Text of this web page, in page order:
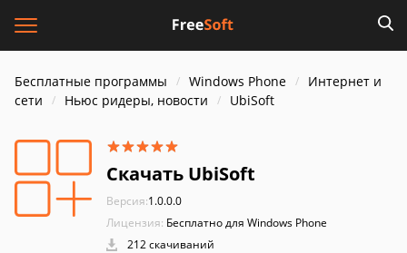
Бесплатные программы Windows Phone
Интернет и
cети
Ньюс ридеры, новости UbiSoft
Скачать UbiSoft
Версия:1.0.0.0
Лицензия: Бесплатно для Windows Phone
212 скачиваний